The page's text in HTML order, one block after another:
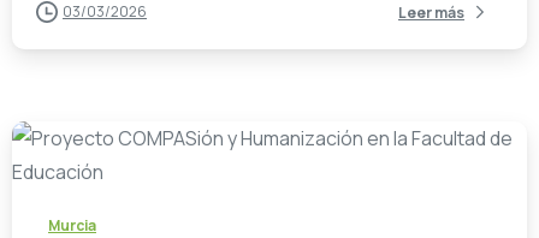
03/03/2026 Leer más
-
Murcia